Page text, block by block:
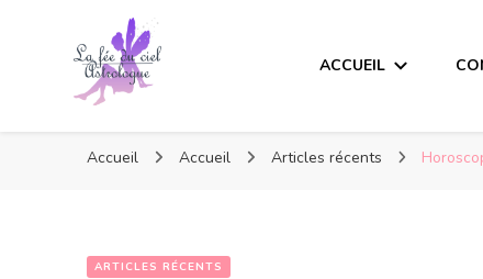
ACCUEIL
Accueil Accueil Articles récents
ARTICLES RÉCENTS